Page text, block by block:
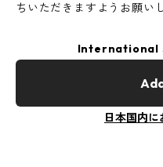
ちいただきますようお願い
International
日本国内